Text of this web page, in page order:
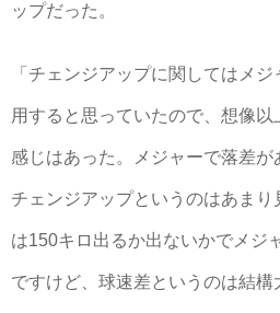
ップだった。
「チェンジアップに関してはメ
用すると思っていたので、想像以
感じはあった。メジャーで落差
チェンジアップというのはあま
は150キロ出るか出ないかでメジ
ですけど、球速差というのは結